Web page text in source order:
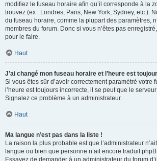
modifiez le fuseau horaire afin qu’il corresponde à la
trouvez (ex : Londres, Paris, New York, Sydney, etc.).
du fuseau horaire, comme la plupart des paramètres,
membres du forum. Donc si vous n’êtes pas
pour le faire.
Haut
J’ai changé mon fuseau horaire et l’heure est
Si vous êtes sûr d’avoir correctement paramétré votre
l’heure est toujours incorrecte, il se peut que le
Signalez ce problème à un administrateur.
Haut
Ma langue n’est pas dans la liste !
La raison la plus probable est que l’administrateur
langue ou bien que personne n’ait encore traduit
Essayez de demander à un administrateur du forum